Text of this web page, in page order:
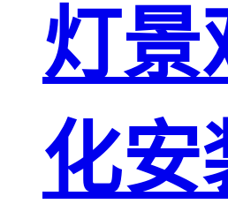
灯景
化安